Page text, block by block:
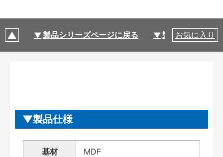
製品シリーズページに戻る 製品仕様
お気に入り
製品仕様
基材 MDF